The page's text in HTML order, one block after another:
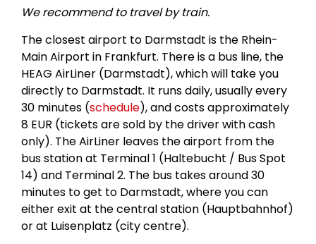
We recommend to travel by train.
The closest airport to Darmstadt is the Rhein-
Main Airport in Frankfurt. There is a bus line, the
HEAG AirLiner (Darmstadt), which will take you
directly to Darmstadt. It runs daily, usually every
30 minutes (schedule), and costs approximately
8 EUR (tickets are sold by the driver with cash
only). The AirLiner leaves the airport from the
bus station at Terminal 1 (Haltebucht / Bus Spot
14) and Terminal 2. The bus takes around 30
minutes to get to Darmstadt, where you can
either exit at the central station (Hauptbahnhof)
or at Luisenplatz (city centre).